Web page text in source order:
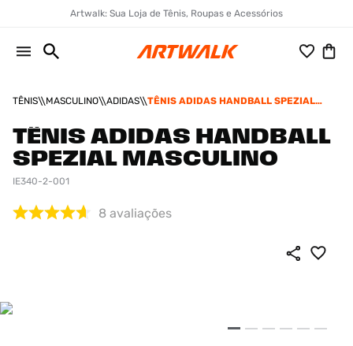
Artwalk: Sua Loja de Tênis, Roupas e Acessórios
TÊNIS MASCULINO ADIDAS
TÊNIS ADIDAS HANDBALL SPEZIAL
TÊNIS ADIDAS HANDBALL
SPEZIAL MASCULINO
IE340-2-001
8 avaliações